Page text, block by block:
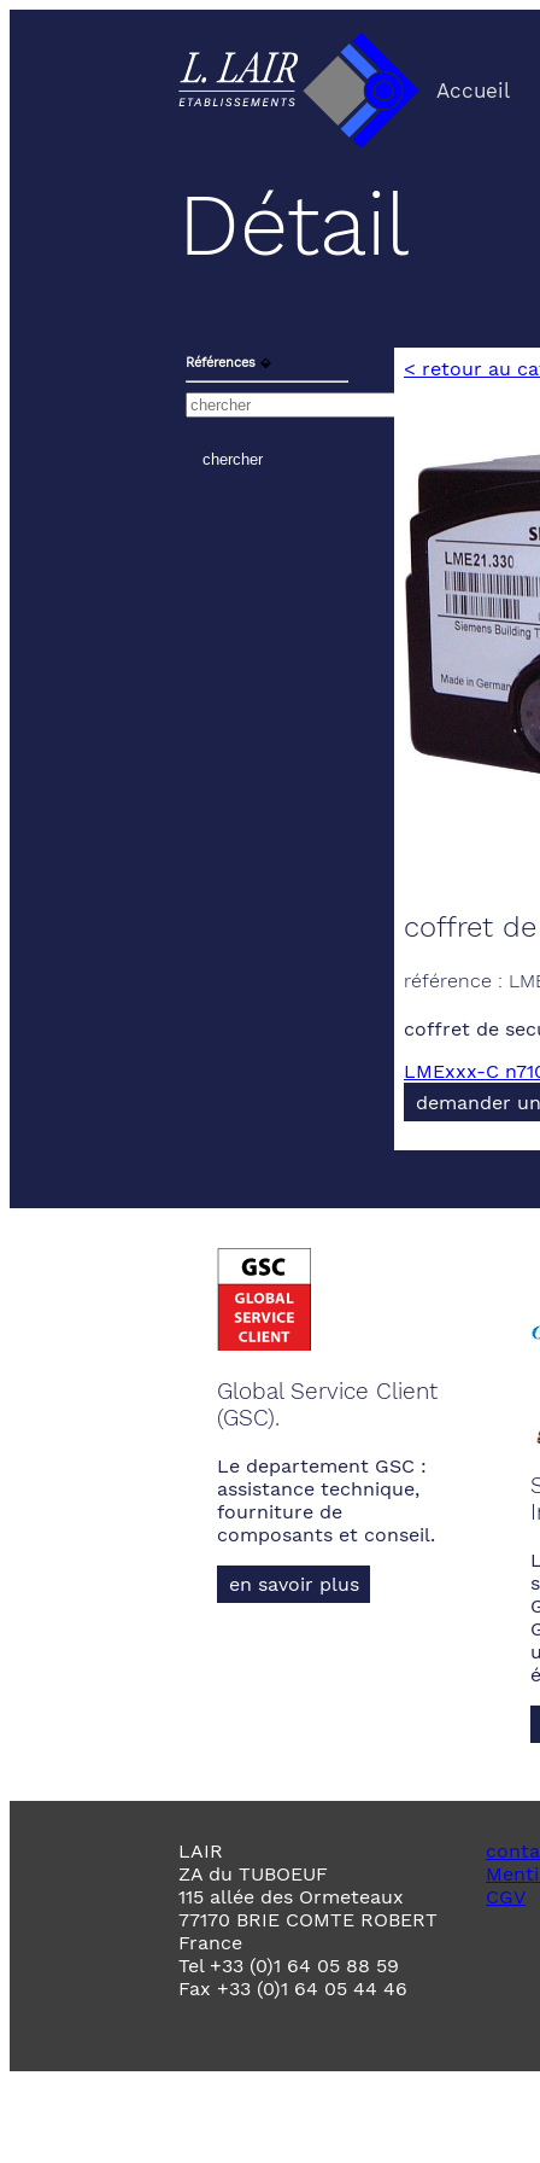
Accueil
Détail
Références ⬙ < retour au
coffret
référence :
coffret de
LMExxx-C
demander
Global Service Client
(GSC).
Le departement GSC :
assistance technique,
fourniture de
composants et conseil.
en savoir plus
LAIR
ZA du TUBOEUF
115 allée des Ormeteaux
77170 BRIE COMTE ROBERT
France
Tel +33 (0)1 64 05 88 59
Fax +33 (0)1 64 05 44 46
CGV